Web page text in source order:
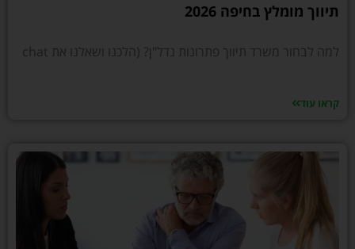
תיווך מומלץ בחיפה 2026
למה לבחור משרד תיווך פתרונות נדל"ן? (הלכנו ושאלנו את chat
קראו עוד